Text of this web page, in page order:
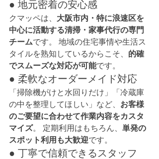
● 地元密着の安心感
クマッペは、 大阪市内・特に浪速区を
中心に活動する清掃・家事代行の専門
チームです。 地域の住宅事情や生活ス
タイルを熟知しているからこそ、 的確
でスムーズな対応が可能です。
● 柔軟なオーダーメイド対応
「掃除機がけと水回りだけ」「冷蔵庫
の中を整理してほしい」など、 お客様
のご要望に合わせて作業内容をカスタ
マイズ。 定期利用はもちろん、 単発の
スポット利用も大歓迎です。
● 丁寧で信頼できるスタッフ